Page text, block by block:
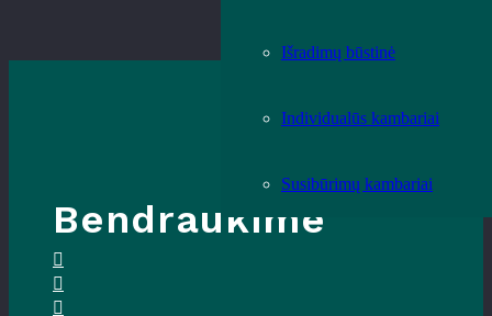
Išradimų būstinė
Individualūs kambariai
Susibūrimų kambariai
Bendraukime